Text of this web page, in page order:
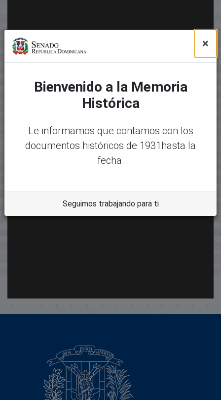
×
Bienvenido a la Memoria
Histórica
Le informamos que contamos con los
documentos históricos de 1931hasta la
fecha.
Seguimos trabajando para ti